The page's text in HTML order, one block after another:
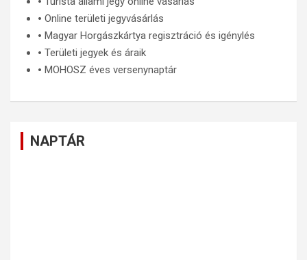
🞄 Online területi jegyvásárlás
🞄 Magyar Horgászkártya regisztráció és igénylés
🞄 Területi jegyek és áraik
🞄 MOHOSZ éves versenynaptár
NAPTÁR